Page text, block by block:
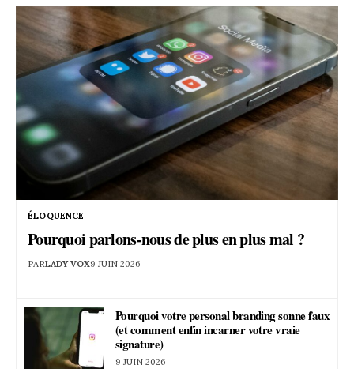
ÉLOQUENCE
Pourquoi parlons-nous de plus en plus mal ?
PARLADY VOX9 JUIN 2026
Pourquoi votre personal branding sonne faux
(et comment enfin incarner votre vraie
signature)
9 JUIN 2026